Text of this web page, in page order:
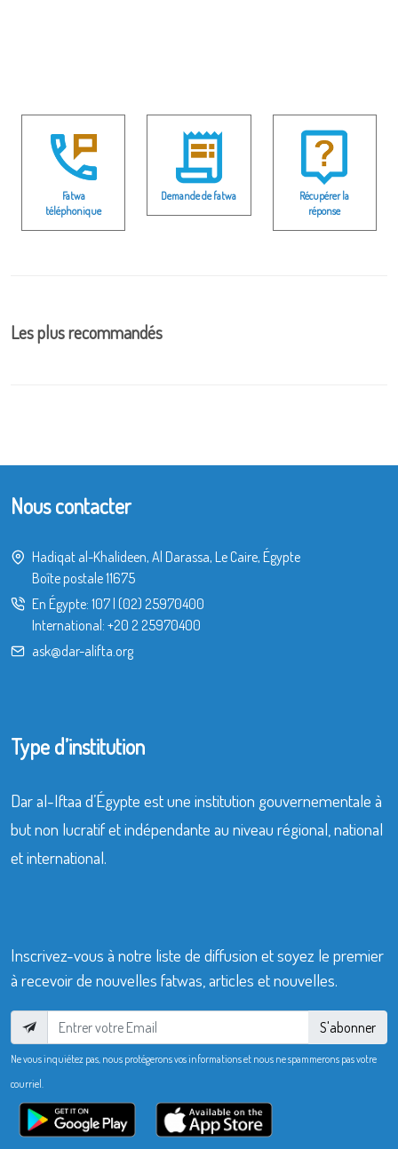
Fatwa
téléphonique
Demande de fatwa
Récupérer la
réponse
Les plus recommandés
Nous contacter
Hadiqat al-Khalideen, Al Darassa, Le Caire, Égypte
Boîte postale 11675
En Égypte: 107 (02) 25970400
International: +20 2 25970400
ask@dar-alifta.org
Type d’institution
Dar al-Iftaa d’Égypte est une institution gouvernementale à
but non lucratif et indépendante au niveau régional, national
et international.
Inscrivez-vous à notre liste de diffusion et soyez le premier
à recevoir de nouvelles fatwas, articles et nouvelles.
S'abonner
Ne vous inquiétez pas, nous protégerons vos informations et nous ne spammerons pas votre
courriel.